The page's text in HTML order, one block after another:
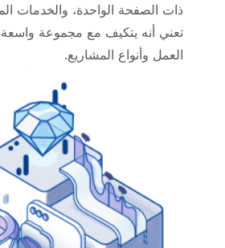
ذات الصفحة الواحدة، والخدمات
تعني أنه يتكيف مع مجموعة
العمل وأنواع المشاريع.